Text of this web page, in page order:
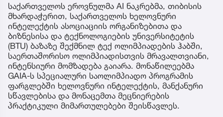
საქართველოს ეროვნულმა AI ნაკრებმა, თიბისის
მხარდაჭერით, საქართველოს ხელოვნური
ინტელექტის ასოციაციის ორგანიზებითა და
ბიზნესისა და ტექნოლოგიების უნივერსიტეტის
(BTU) ბაზაზე შექმნილ ტექ ოლიმპიადების ჰაბში,
საერთაშორისო ოლიმპიადისთვის მრავალთვიანი,
ინტენსიური მომზადება გაიარა. მონაწილეებმა
GAIA-ს სპეციალური საოლიმპიადო პროგრამის
ფარგლებში ხელოვნური ინტელექტის, მანქანური
სწავლებისა და მონაცემთა მეცნიერების
პრაქტიკული მიმართულებები შეისწავლეს.